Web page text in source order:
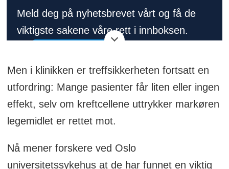
Meld deg på nyhetsbrevet vårt og få de
viktigste sakene våre rett i innboksen.
Men i klinikken er treffsikkerheten fortsatt en
utfordring: Mange pasienter får liten eller ingen
effekt, selv om kreftcellene uttrykker markøren
legemidlet er rettet mot.
Nå mener forskere ved Oslo
universitetssykehus at de har funnet en viktig